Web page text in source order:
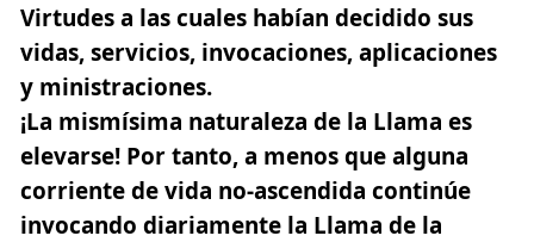
Virtudes a las cuales habían decidido sus
vidas, servicios, invocaciones, aplicaciones
y ministraciones.
¡La mismísima naturaleza de la Llama es
elevarse! Por tanto, a menos que alguna
corriente de vida no-ascendida continúe
invocando diariamente la Llama de la